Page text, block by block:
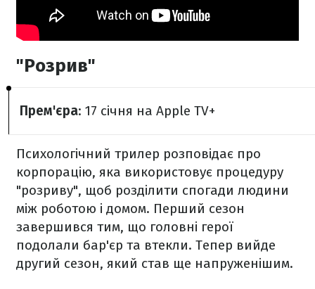
"Розрив"
Прем'єра: 17 січня на Apple TV+
Психологічний трилер розповідає про
корпорацію, яка використовує процедуру
"розриву", щоб розділити спогади людини
між роботою і домом. Перший сезон
завершився тим, що головні герої
подолали бар'єр та втекли. Тепер вийде
другий сезон, який став ще напруженішим.